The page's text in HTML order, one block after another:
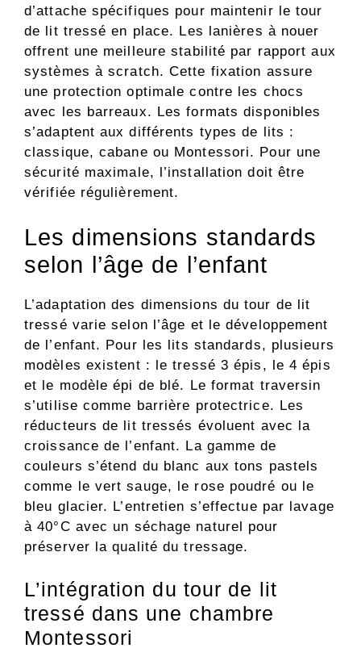
d’attache spécifiques pour maintenir le tour
de lit tressé en place. Les lanières à nouer
offrent une meilleure stabilité par rapport aux
systèmes à scratch. Cette fixation assure
une protection optimale contre les chocs
avec les barreaux. Les formats disponibles
s’adaptent aux différents types de lits :
classique, cabane ou Montessori. Pour une
sécurité maximale, l’installation doit être
vérifiée régulièrement.
Les dimensions standards
selon l’âge de l’enfant
L’adaptation des dimensions du tour de lit
tressé varie selon l’âge et le développement
de l’enfant. Pour les lits standards, plusieurs
modèles existent : le tressé 3 épis, le 4 épis
et le modèle épi de blé. Le format traversin
s’utilise comme barrière protectrice. Les
réducteurs de lit tressés évoluent avec la
croissance de l’enfant. La gamme de
couleurs s’étend du blanc aux tons pastels
comme le vert sauge, le rose poudré ou le
bleu glacier. L’entretien s’effectue par lavage
à 40°C avec un séchage naturel pour
préserver la qualité du tressage.
L’intégration du tour de lit
tressé dans une chambre
Montessori